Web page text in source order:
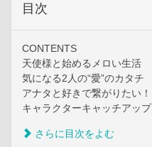
目次
CONTENTS
天使様と始めるメロい生活
気になる2人の“愛”のカタチ
アナタと好きで繋がりたい！
キャラクターキャッチアップ
さらに目次をよむ